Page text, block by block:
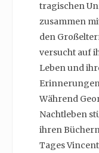
tragischen
zusammen
den
versucht auf
Leben und
Während
Nachtleben
ihren
Tages